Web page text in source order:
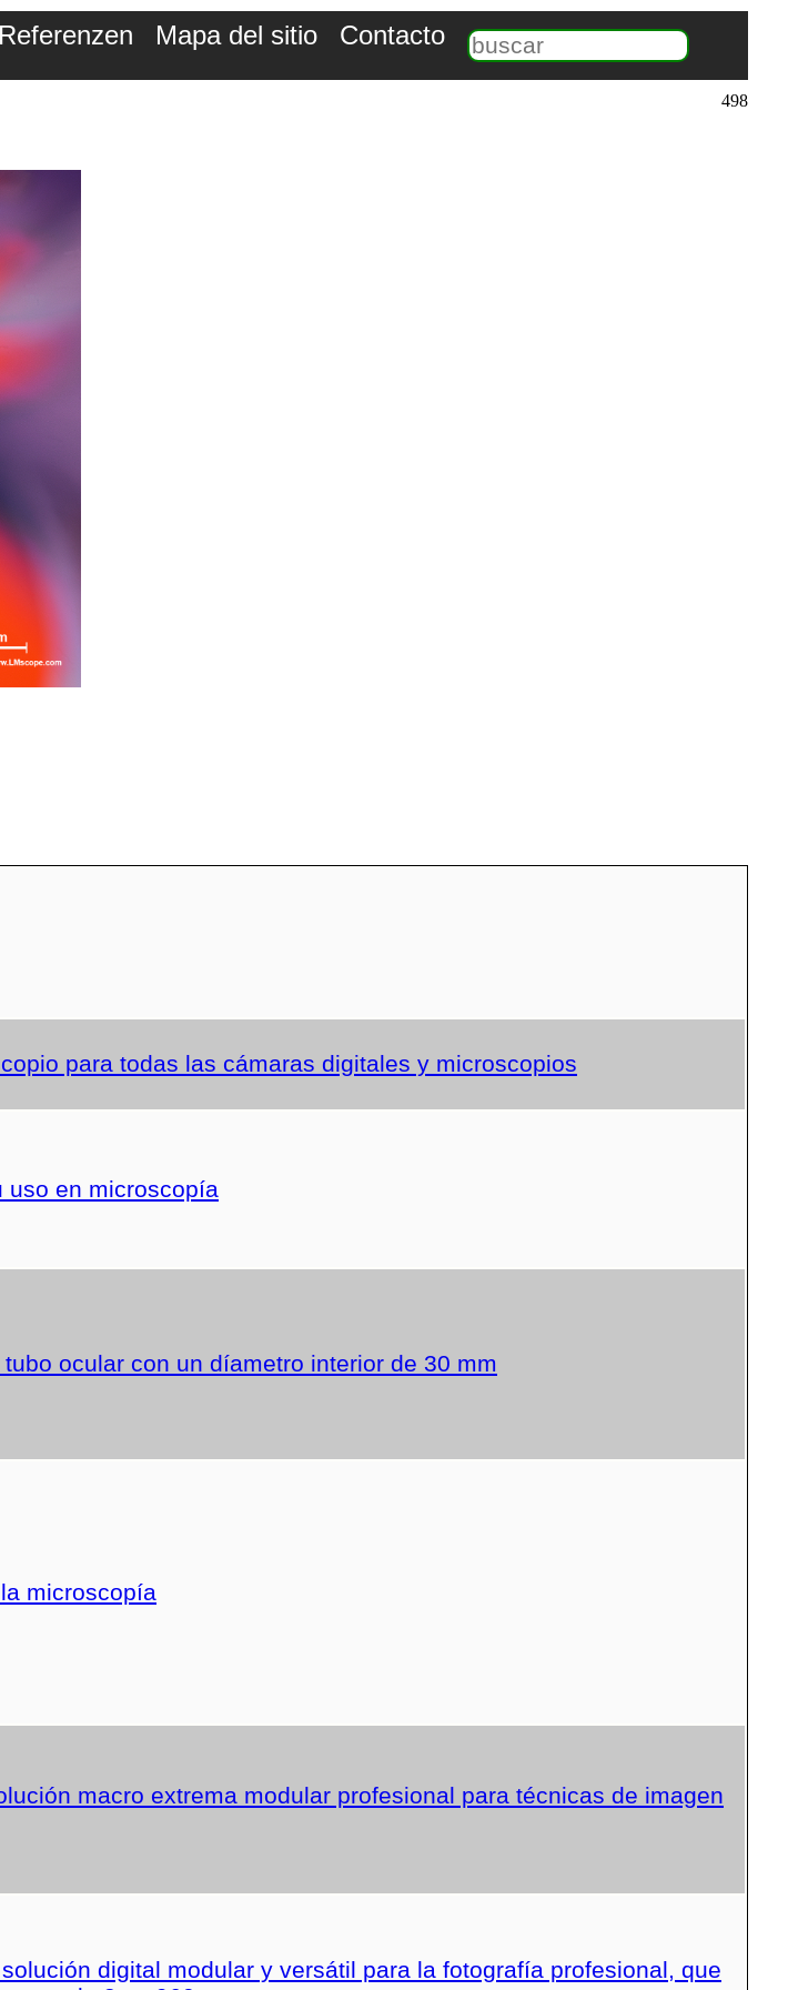
Referenzen Mapa del sitio Contacto
498
para todas las cámaras digitales y microscopios
uso en microscopía
ocular con un díametro interior de 30 mm
microscopía
macro extrema modular profesional para técnicas de imagen
digital modular y versátil para la fotografía profesional, que